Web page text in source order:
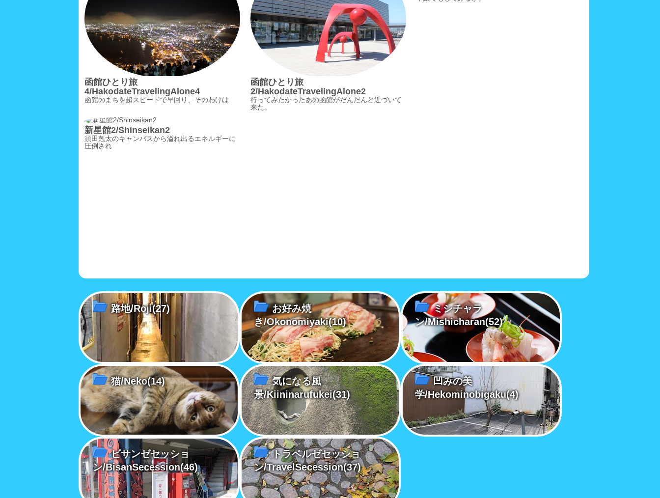
函館ひとり旅
4/HakodateTravelingAlone4
函館のまちを超スピードで早回り、そのわけは
函館ひとり旅
2/HakodateTravelingAlone2
行ってみたかったあの函館がだんだんと近づいて
来た。
新星館2/Shinseikan2
須田剋太のキャンバスから溢れ出るエネルギーに
圧倒され
路地/Roji(27)
お好み焼
き/Okonomiyaki(10)
ミシチャラ
ン/Mishicharan(52)
猫/Neko(14)
気になる風
景/Kiininarufukei(31)
凹みの美
学/Hekominobigaku(4)
ビサンゼセッショ
ン/BisanSecession(46)
トラベルゼセッショ
ン/TravelSecession(37)